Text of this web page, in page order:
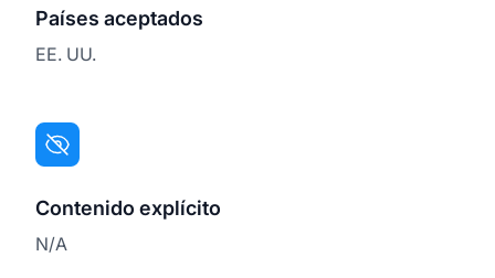
Países aceptados
EE. UU.
Contenido explícito
N/A